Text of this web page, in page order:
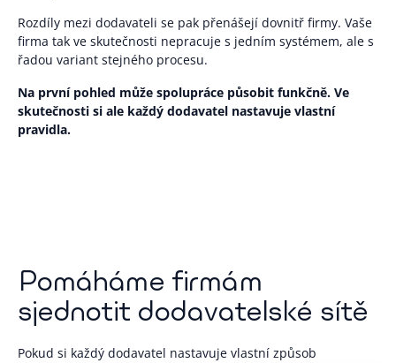
Rozdíly mezi dodavateli se pak přenášejí dovnitř firmy. Vaše
firma tak ve skutečnosti nepracuje s jedním systémem, ale s
řadou variant stejného procesu.
Na první pohled může spolupráce působit funkčně. Ve
skutečnosti si ale každý dodavatel nastavuje vlastní
pravidla.
Pomáháme firmám
sjednotit dodavatelské sítě
Pokud si každý dodavatel nastavuje vlastní způsob